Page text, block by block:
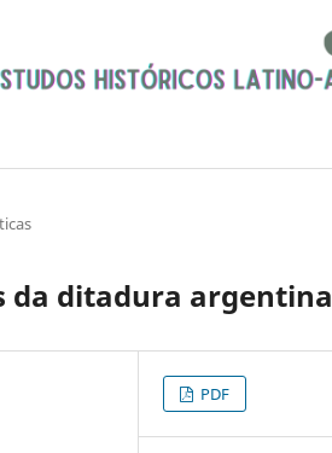
da ditadura argentina
PDF